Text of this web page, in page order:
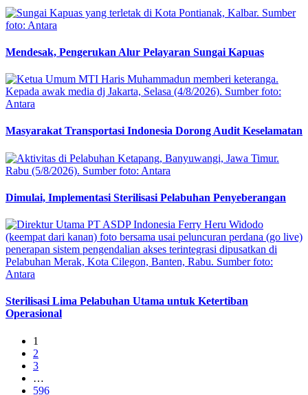
Dankodaeral IV Dampingi Menhan Tinjau Latihan Operasi
TNI Terintegrasi 2026
Mendesak, Pengerukan Alur Pelayaran Sungai Kapuas
Masyarakat Transportasi Indonesia Dorong Audit Keselamatan
Dimulai, Implementasi Sterilisasi Pelabuhan Penyeberangan
Sterilisasi Lima Pelabuhan Utama untuk Ketertiban
Operasional